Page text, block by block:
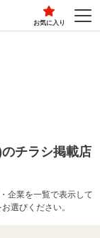
お気に入り
チラシ掲載店
企業を一覧で表示して
選びください。